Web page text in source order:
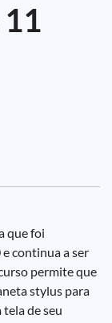
que foi
continua a ser
permite que
stylus para
de seu